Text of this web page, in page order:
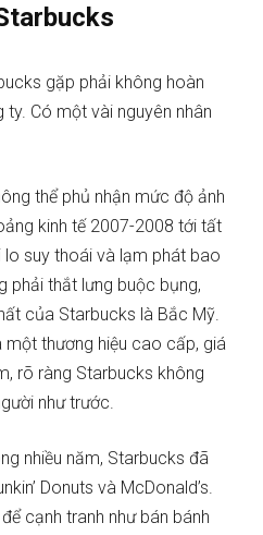
gặp phải không hoàn
Có một vài nguyên nhân
thể phủ nhận mức độ ảnh
kinh tế 2007-2008 tới tất
suy thoái và lạm phát bao
phải thắt lưng buộc bụng,
của Starbucks là Bắc Mỹ.
một thương hiệu cao cấp, giá
rõ ràng Starbucks không
như trước.
nhiều năm, Starbucks đã
Donuts và McDonald’s.
cạnh tranh như bán bánh